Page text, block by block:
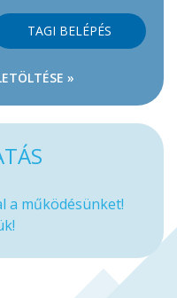
TAGI BELÉPÉS
»
a működésünket!